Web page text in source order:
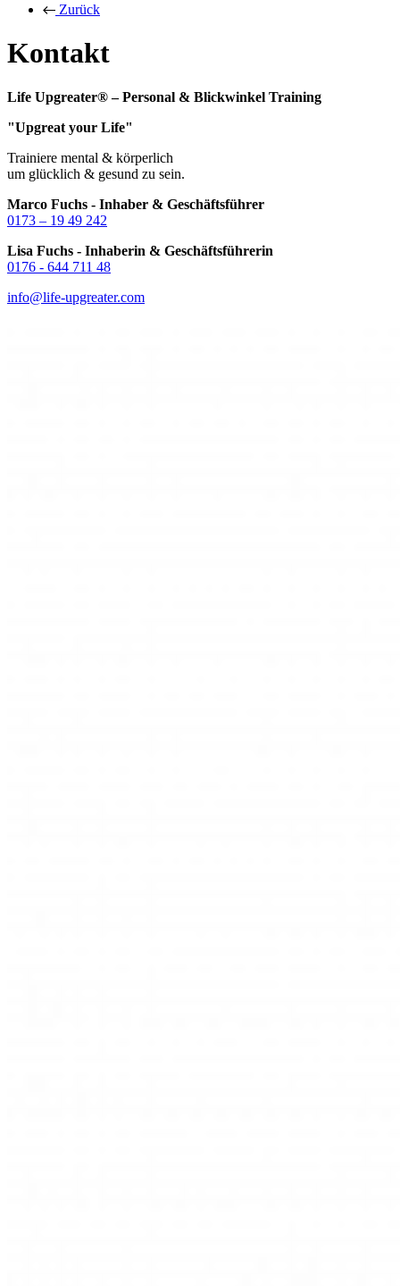
Zurück
Kontakt
Life Upgreater® – Personal & Blickwinkel Training
"Upgreat your Life"
Trainiere mental & körperlich
um glücklich & gesund zu sein.
Marco Fuchs - Inhaber & Geschäftsführer
0173 – 19 49 242
Lisa Fuchs - Inhaberin & Geschäftsführerin
0176 - 644 711 48
info@life-upgreater.com